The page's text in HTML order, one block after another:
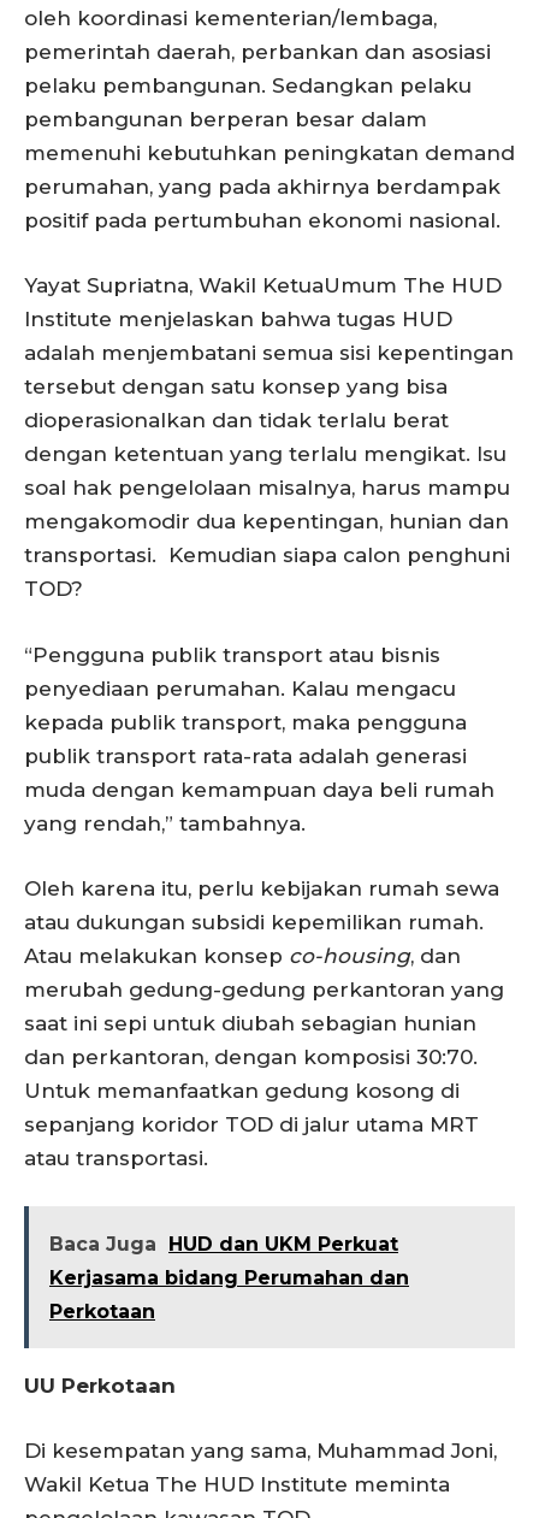
oleh koordinasi kementerian/lembaga,
pemerintah daerah, perbankan dan asosiasi
pelaku pembangunan. Sedangkan pelaku
pembangunan berperan besar dalam
memenuhi kebutuhkan peningkatan demand
perumahan, yang pada akhirnya berdampak
positif pada pertumbuhan ekonomi nasional.
Yayat Supriatna, Wakil KetuaUmum The HUD
Institute menjelaskan bahwa tugas HUD
adalah menjembatani semua sisi kepentingan
tersebut dengan satu konsep yang bisa
dioperasionalkan dan tidak terlalu berat
dengan ketentuan yang terlalu mengikat. Isu
soal hak pengelolaan misalnya, harus mampu
mengakomodir dua kepentingan, hunian dan
transportasi. Kemudian siapa calon penghuni
TOD?
“Pengguna publik transport atau bisnis
penyediaan perumahan. Kalau mengacu
kepada publik transport, maka pengguna
publik transport rata-rata adalah generasi
muda dengan kemampuan daya beli rumah
yang rendah,” tambahnya.
Oleh karena itu, perlu kebijakan rumah sewa
atau dukungan subsidi kepemilikan rumah.
Atau melakukan konsep co-housing, dan
merubah gedung-gedung perkantoran yang
saat ini sepi untuk diubah sebagian hunian
dan perkantoran, dengan komposisi 30:70.
Untuk memanfaatkan gedung kosong di
sepanjang koridor TOD di jalur utama MRT
atau transportasi.
Baca Juga
HUD dan UKM Perkuat
Kerjasama bidang Perumahan dan
Perkotaan
UU Perkotaan
Di kesempatan yang sama, Muhammad Joni,
Wakil Ketua The HUD Institute meminta